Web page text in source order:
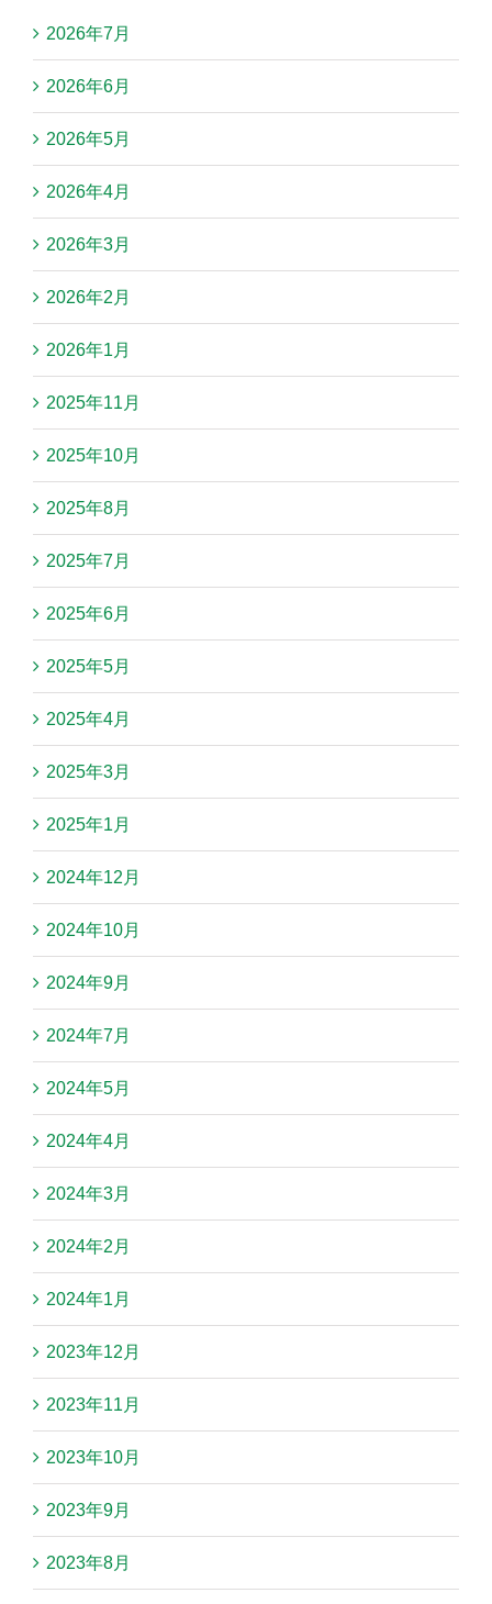
2026年7月
2026年6月
2026年5月
2026年4月
2026年3月
2026年2月
2026年1月
2025年11月
2025年10月
2025年8月
2025年7月
2025年6月
2025年5月
2025年4月
2025年3月
2025年1月
2024年12月
2024年10月
2024年9月
2024年7月
2024年5月
2024年4月
2024年3月
2024年2月
2024年1月
2023年12月
2023年11月
2023年10月
2023年9月
2023年8月